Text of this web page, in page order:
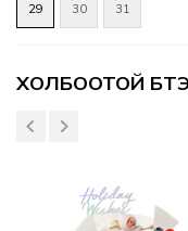
29 30 31
Үзүүлэлтүүд
ХОЛБООТОЙ